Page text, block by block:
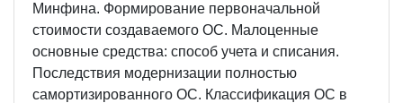
Минфина. Формирование первоначальной
стоимости создаваемого ОС. Малоценные
основные средства: способ учета и списания.
Последствия модернизации полностью
самортизированного ОС. Классификация ОС в